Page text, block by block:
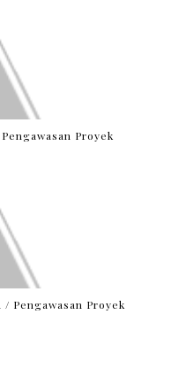
Proyek
/ Pengawasan Proyek